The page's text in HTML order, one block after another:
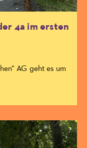
4a im ersten
AG geht es um